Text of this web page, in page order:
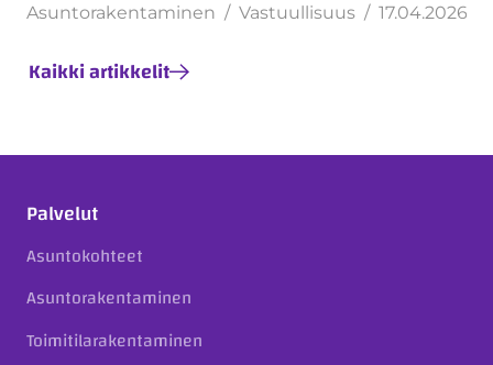
Asuntorakentaminen Vastuullisuus 17.04.2026
Kaikki artikkelit
Palvelut
Asuntokohteet
Asuntorakentaminen
Toimitilarakentaminen